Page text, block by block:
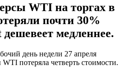
WTI на торгах в
почти 30%
медленнее.
день недели 27 апреля
потеряла четверть стоимости.